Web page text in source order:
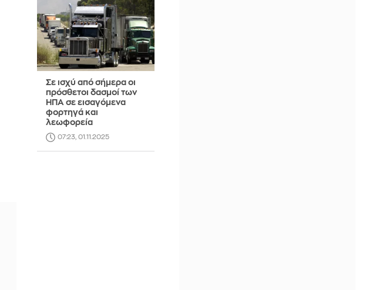
Σε ισχύ από σήμερα οι
πρόσθετοι δασμοί των
ΗΠΑ σε εισαγόμενα
φορτηγά και
λεωφορεία
07:23, 01.11.2025